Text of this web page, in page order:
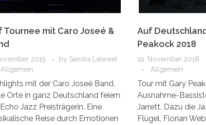
Tournee mit Caro Joseé &
2019 by Sandra Lelewel
Allgemein
mit der Caro Joseé Band.
Orte in ganz Deutschland feiern
Jazz Preisträgerin. Eine
Reise durch Emotionen
Auf
Peakock 2018
19. November 2018
Allgemein
Tour mit Gary
Ausnahme-
Jarrett. Dazu die
Flügel, Florian